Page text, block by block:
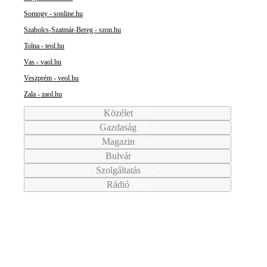
Somogy - sonline.hu
Szabolcs-Szatmár-Bereg - szon.hu
Tolna - teol.hu
Vas - vaol.hu
Veszprém - veol.hu
Zala - zaol.hu
Közélet
Gazdaság
Magazin
Bulvár
Szolgáltatás
Rádió